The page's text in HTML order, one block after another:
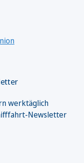
werktäglich
Newsletter